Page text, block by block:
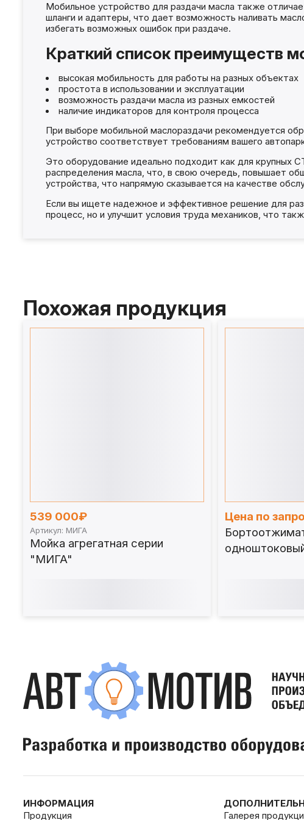
Мобильное устройство для раздачи масла также
шланги и адаптеры, что дает возможность наливать
избегать возможных ошибок при раздаче.
Краткий список преимуществ
высокая мобильность для работы на разных объектах
простота в использовании и эксплуатации
возможность раздачи масла из разных емкостей
наличие индикаторов для контроля процесса
При выборе мобильной маслораздачи рекомендуется
устройство соответствует требованиям вашего
Это оборудование идеально подходит как для крупных
распределения масла, что, в свою очередь, повышает
устройства, что напрямую сказывается на качестве
Если вы ищете надежное и эффективное решение для
процесс, но и улучшит условия труда механиков, что
Похожая продукция
539 000₽
Артикул: МИГА
Мойка агрегатная серии
"МИГА"
Цена по
ИНФОРМАЦИЯ
Продукция
Галерея